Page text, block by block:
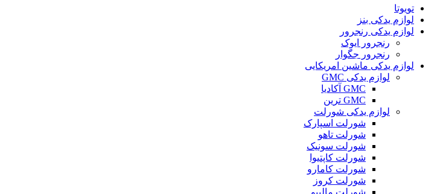
تویوتا
لوازم یدکی بنز
لوازم یدکی رنجرور
رنجرور ایوک
رنجرور جگوار
لوازم یدکی ماشین امریکایی
لوازم یدکی GMC
GMC آکادیا
GMC ترین
لوازم یدکی شورلت
شورلت اسپارک
شورلت تاهو
شورلت سونیک
شورلت کاپتیوا
شورلت کامارو
شورلت کروز
شورلت مالیبو